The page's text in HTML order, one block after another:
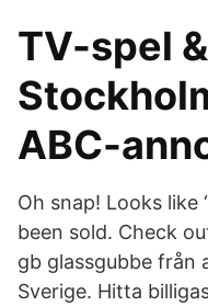
TV-spel
ABC-
Oh snap! Looks like
been sold. Check
gb glassgubbe från
Sverige. Hitta